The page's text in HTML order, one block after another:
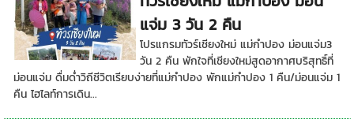
แจ่ม 3 วัน 2 คืน
โปรแกรมทัวร์เชียงใหม่ แม่กำปอง ม่อนแจ่ม3
วัน 2 คืน พักใจที่เชียงใหม่สูดอากาศบริสุทธิ์ที่
ม่อนแจ่ม ดื่มด่ำวิถีชีวิตเรียบง่ายที่แม่กำปอง พักแม่กำปอง 1 คืน/ม่อนแจ่ม 1
คืน ไฮไลท์การเดิน...